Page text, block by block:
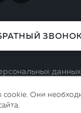
данных
Они